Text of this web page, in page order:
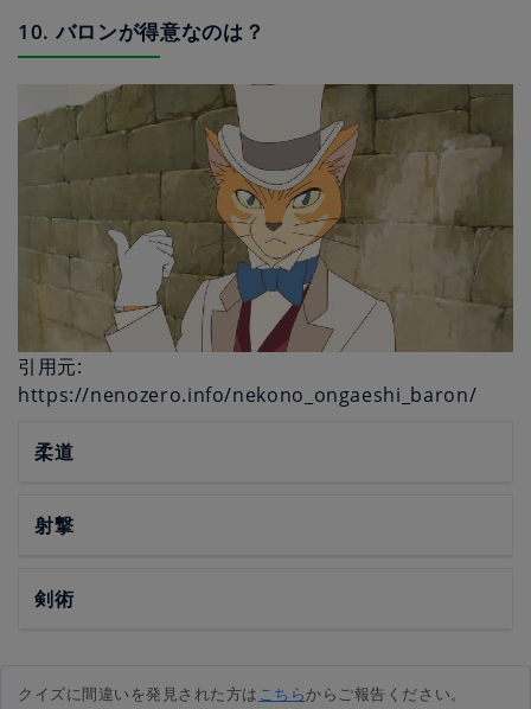
10. バロンが得意なのは？
引用元:
https://nenozero.info/nekono_ongaeshi_baron/
柔道
射撃
剣術
クイズに間違いを発見された方は こちらからご報告ください。